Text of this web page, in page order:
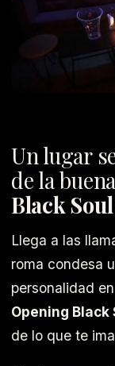
Un lugar
de la
Black
Llega a las
roma condesa
personalidad
Opening Black
de lo que te